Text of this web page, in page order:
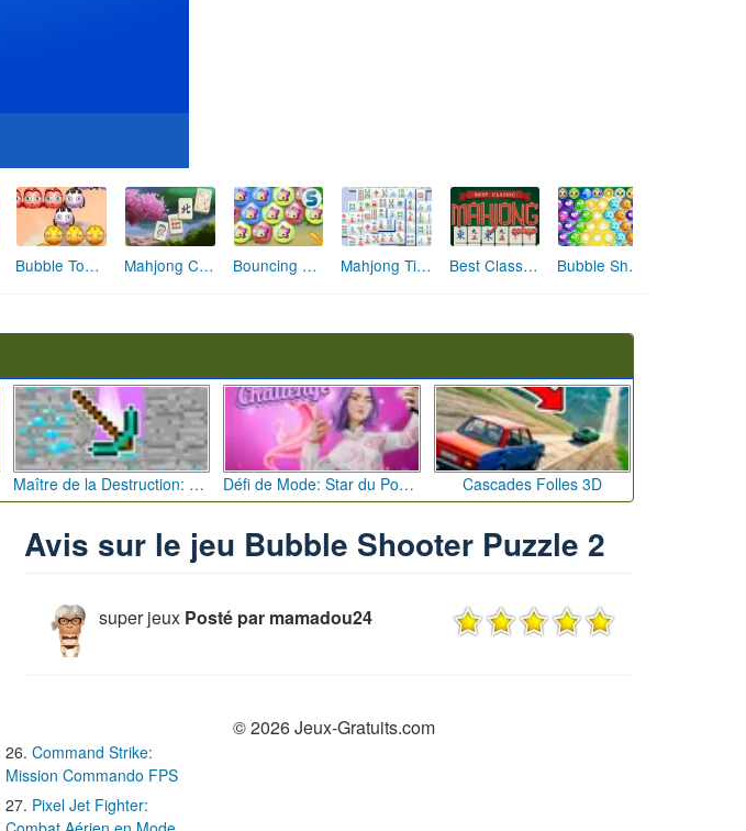
Bubble Town Quest Mahjong Classic Bouncing Fish Mahjong Titans 2 Best Classic Mahjong Connect Bubble Shooter Pet
Maître de la Destruction: Fusion de Pioches Défi de Mode: Star du Podium Cascades Folles 3D
Avis sur le jeu Bubble Shooter Puzzle 2
super jeux Posté par mamadou24
Command Strike:
Mission Commando FPS
Pixel Jet Fighter:
© 2026 Jeux-Gratuits.com